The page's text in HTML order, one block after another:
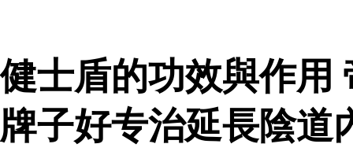
健士盾的功效與作用
牌子好专治延長陰道